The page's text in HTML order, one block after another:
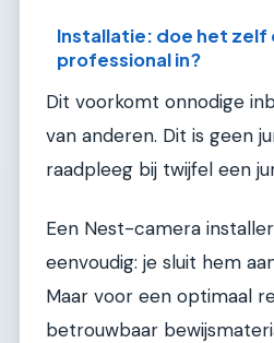
Installatie: doe het zelf
professional in?
Dit voorkomt onnodige
van anderen. Dit is geen
raadpleeg bij twijfel een
Een Nest-camera
eenvoudig: je sluit hem
Maar voor een optimaal
betrouwbaar